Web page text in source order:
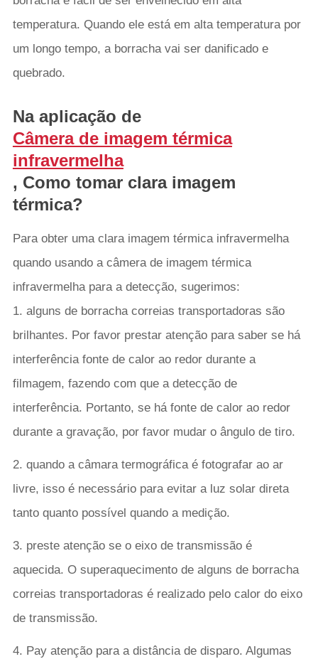
temperatura. Quando ele está em alta temperatura por
um longo tempo, a borracha vai ser danificado e
quebrado.
Na aplicação de
Câmera de imagem térmica
infravermelha
, Como tomar clara imagem
térmica?
Para obter uma clara imagem térmica infravermelha
quando usando a câmera de imagem térmica
infravermelha para a detecção, sugerimos:
1. alguns de borracha correias transportadoras são
brilhantes. Por favor prestar atenção para saber se há
interferência fonte de calor ao redor durante a
filmagem, fazendo com que a detecção de
interferência. Portanto, se há fonte de calor ao redor
durante a gravação, por favor mudar o ângulo de tiro.
2. quando a câmara termográfica é fotografar ao ar
livre, isso é necessário para evitar a luz solar direta
tanto quanto possível quando a medição.
3. preste atenção se o eixo de transmissão é
aquecida. O superaquecimento de alguns de borracha
correias transportadoras é realizado pelo calor do eixo
de transmissão.
4. Pay atenção para a distância de disparo. Algumas